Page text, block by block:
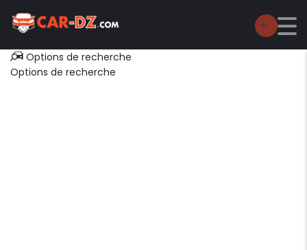
Options de recherche
Options de recherche